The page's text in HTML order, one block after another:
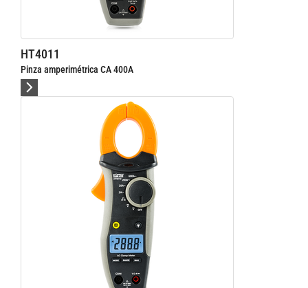
HT4011
Pinza amperimétrica CA 400A